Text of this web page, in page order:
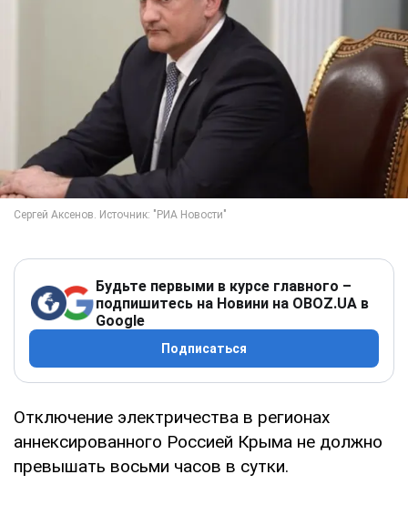
Будьте первыми в курсе главного –
подпишитесь на Новини на OBOZ.UA в
Google
Подписаться
Отключение электричества в регионах
аннексированного Россией Крыма не должно
превышать восьми часов в сутки.